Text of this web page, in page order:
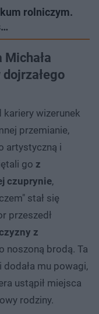
rolniczym.
kariery wizerunek
przemianie,
artystyczną i
go z
czuprynie,
stał się
przeszedł
z
noszoną brodą. Ta
mu powagi,
ustąpił miejsca
rodziny.